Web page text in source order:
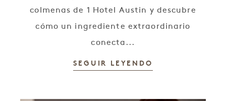
colmenas de 1 Hotel Austin y descubre
cómo un ingrediente extraordinario
conecta...
SEGUIR LEYENDO